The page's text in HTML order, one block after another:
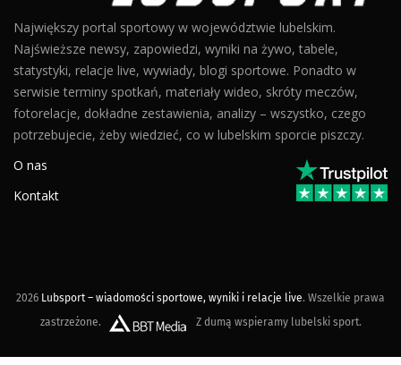
Największy portal sportowy w województwie lubelskim.
Najświeższe newsy, zapowiedzi, wyniki na żywo, tabele,
statystyki, relacje live, wywiady, blogi sportowe. Ponadto w
serwisie terminy spotkań, materiały wideo, skróty meczów,
fotorelacje, dokładne zestawienia, analizy – wszystko, czego
potrzebujecie, żeby wiedzieć, co w lubelskim sporcie piszczy.
O nas
Kontakt
2026 Lubsport – wiadomości sportowe, wyniki i relacje live. Wszelkie prawa
zastrzeżone.
Z dumą wspieramy lubelski sport.